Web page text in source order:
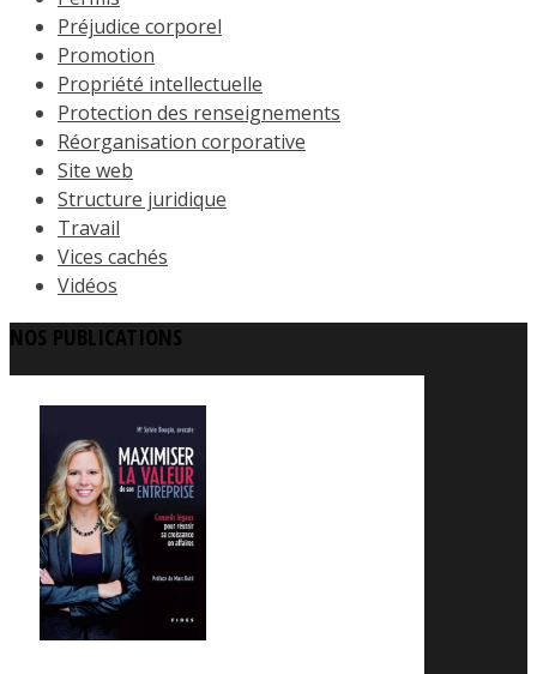
Préjudice corporel
Promotion
Propriété intellectuelle
Protection des renseignements
Réorganisation corporative
Site web
Structure juridique
Travail
Vices cachés
Vidéos
NOS PUBLICATIONS